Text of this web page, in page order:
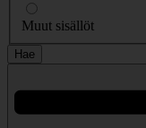
Muut sisällöt